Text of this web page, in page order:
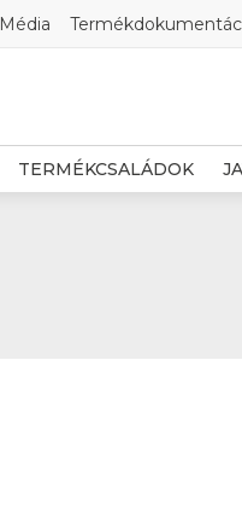
Média
TERMÉKCSALÁDOK